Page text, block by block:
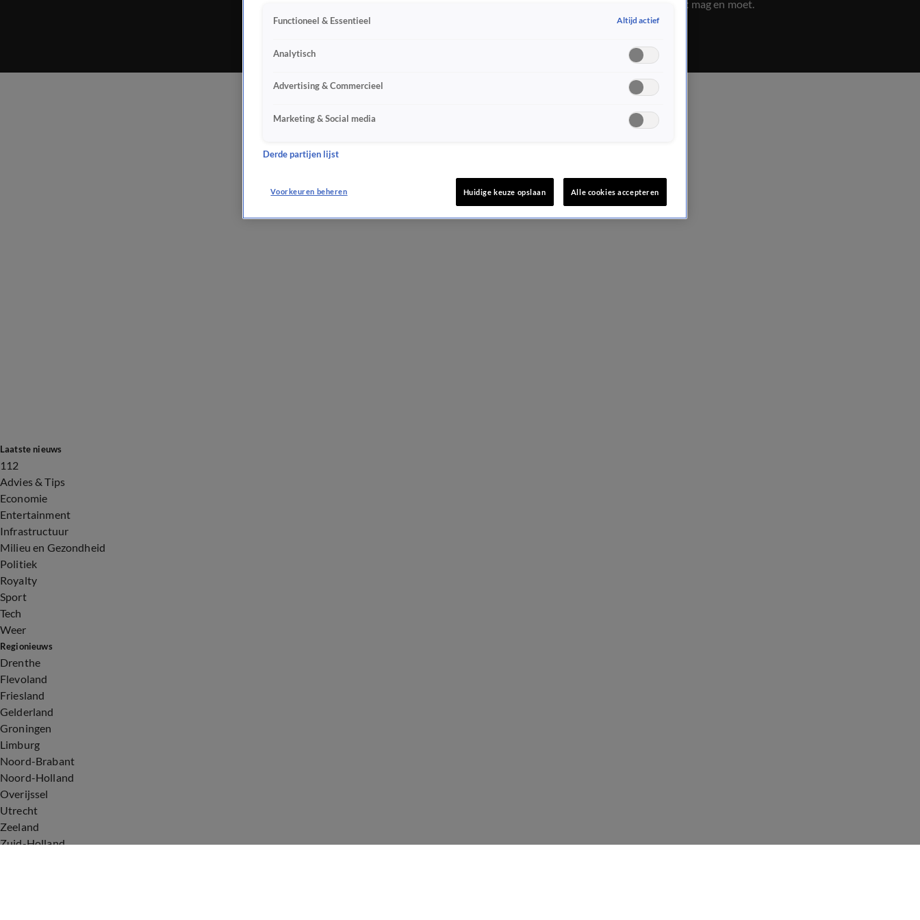
Lees hier wat mag en moet.
Laatste nieuws
112
Advies & Tips
Economie
Entertainment
Infrastructuur
Milieu en Gezondheid
Politiek
Royalty
Sport
Tech
Weer
Regionieuws
Drenthe
Flevoland
Friesland
Gelderland
Groningen
Limburg
Noord-Brabant
Noord-Holland
Overijssel
Utrecht
Zeeland
Zuid-Holland
Functioneel & Essentieel Altijd actief
Analytisch
Advertising & Commercieel
Marketing & Social media
Derde partijen lijst
Voorkeuren beheren Huidige keuze opslaan Alle cookies accepteren